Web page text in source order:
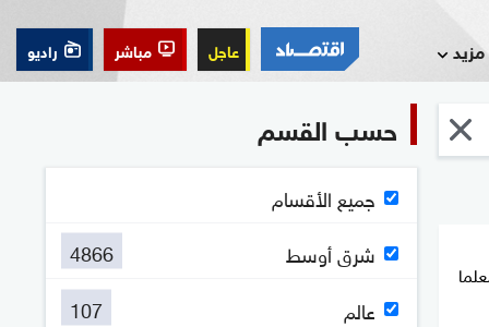
مزيد عاجل مباشر راديو
حسب القسم
جميع الأقسام
شرق أوسط
4866
عالم
107